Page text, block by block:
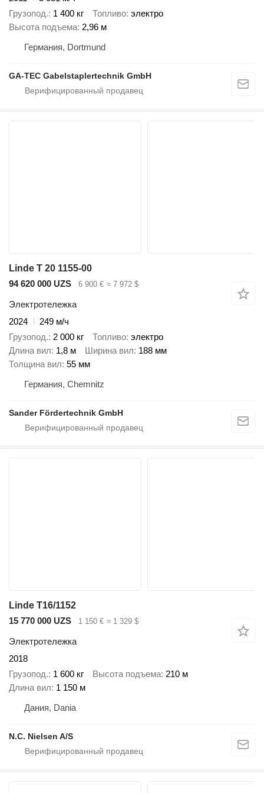
Грузопод. 1 400 кг Топливо электро
Высота подъема 2,96 м
Германия, Dortmund
GA-TEC Gabelstaplertechnik GmbH
Linde T 20 1155-00
94 620 000 UZS
6 900 € ≈ 7 972 $
Электротележка
2024
249 м/ч
Грузопод. 2 000 кг Топливо электро
Длина вил 1,8 м Ширина вил 188 мм
Толщина вил 55 мм
Германия, Chemnitz
Sander Fördertechnik GmbH
Linde T16/1152
15 770 000 UZS
1 150 € ≈ 1 329 $
Электротележка
2018
Грузопод. 1 600 кг Высота подъема 210 м
Длина вил 1 150 м
Дания, Dania
N.C. Nielsen A/S